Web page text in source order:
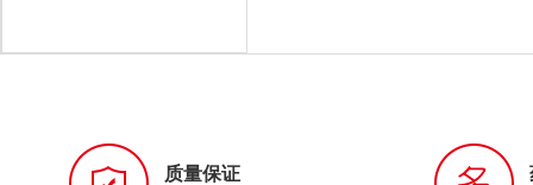
质量保证